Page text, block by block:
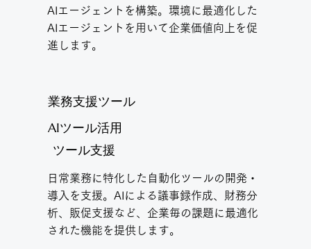
AIエージェントを構築。環境に最適化した
AIエージェントを用いて企業価値向上を促
進します。
業務支援ツール
AIツール活用
ツール支援
日常業務に特化した自動化ツールの開発・
導入を支援。AIによる議事録作成、財務分
析、販促支援など、企業毎の課題に最適化
された機能を提供します。